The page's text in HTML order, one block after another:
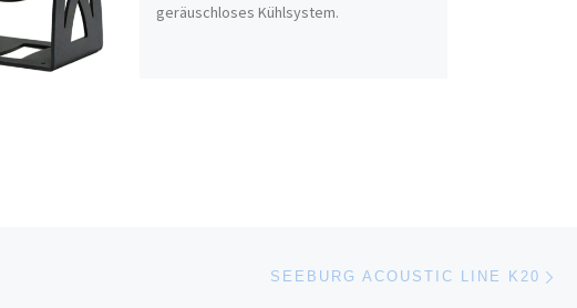
geräuschloses Kühlsystem.
SEEBURG ACOUSTIC LINE K20